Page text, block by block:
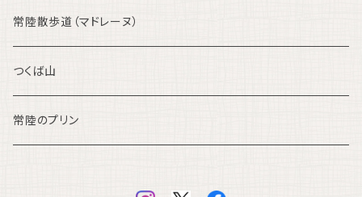
常陸散歩道（マドレーヌ）
つくば山
常陸のプリン